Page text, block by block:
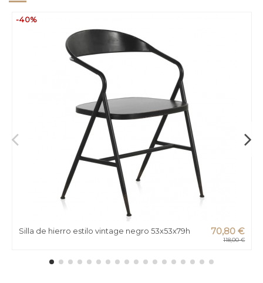
-40%
Silla de hierro estilo vintage negro 53x53x79h 70,80 €
118,00 €